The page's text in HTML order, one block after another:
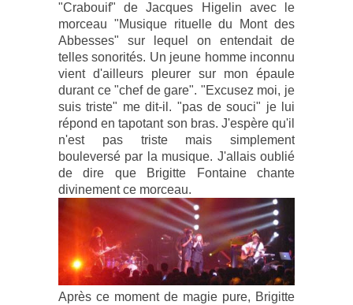
"Crabouif" de Jacques Higelin avec le
morceau "Musique rituelle du Mont des
Abbesses" sur lequel on entendait de
telles sonorités. Un jeune homme inconnu
vient d'ailleurs pleurer sur mon épaule
durant ce "chef de gare". "Excusez moi, je
suis triste" me dit-il. "pas de souci" je lui
répond en tapotant son bras. J'espère qu'il
n'est pas triste mais simplement
bouleversé par la musique. J'allais oublié
de dire que Brigitte Fontaine chante
divinement ce morceau.
Après ce moment de magie pure, Brigitte